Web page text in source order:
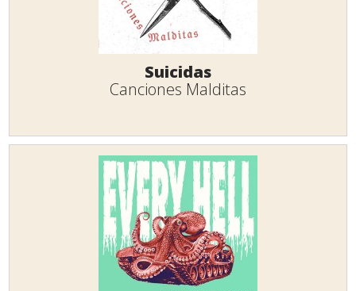
Suicidas
Canciones Malditas